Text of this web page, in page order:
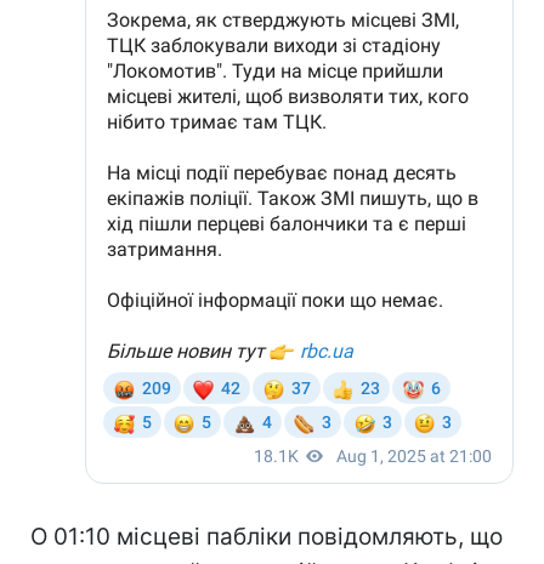
О 01:10 місцеві пабліки повідомляють, що